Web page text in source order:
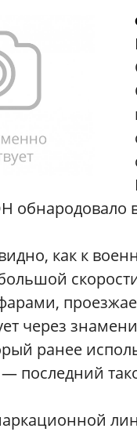
обнародовало
как к
через
ранее
последний